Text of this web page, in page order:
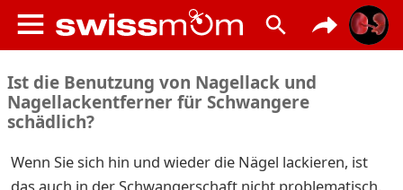
Ist die Benutzung von Nagellack und
Nagellackentferner für Schwangere
schädlich?
Wenn Sie sich hin und wieder die Nägel lackieren, ist